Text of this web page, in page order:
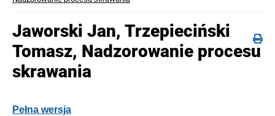
Jaworski Jan, Trzepieciński
Tomasz, Nadzorowanie procesu
skrawania
Pełna wersja